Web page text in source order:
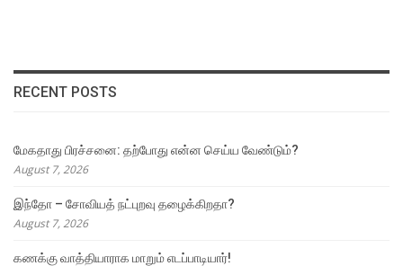
RECENT POSTS
மேகதாது பிரச்சனை: தற்போது என்ன செய்ய வேண்டும்?
August 7, 2026
இந்தோ – சோவியத் நட்புறவு தழைக்கிறதா?
August 7, 2026
கணக்கு வாத்தியாராக மாறும் எடப்பாடியார்!